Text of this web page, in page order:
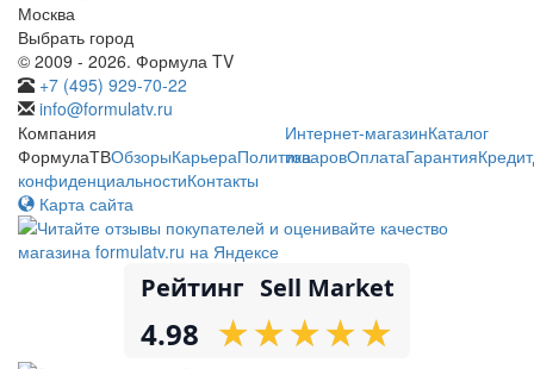
Москва
Выбрать город
© 2009 - 2026. Формула TV
+7 (495) 929-70-22
info@formulatv.ru
Компания
ФормулаТВОбзорыКарьераПолитика
конфиденциальностиКонтакты
Интернет-магазинКаталог
товаровОплатаГарантияКредит
Карта сайта
Рейтинг Sell Market
4.98 ★
★★
★★
★★
★★
★